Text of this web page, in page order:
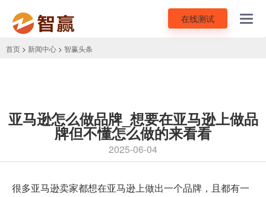
在线测试
首页 > 新闻中心 > 智赢头条
亚马逊怎么做品牌_想要在亚马逊上做品
牌但不懂怎么做的来看看
2025-06-04
很多亚马逊卖家都想在亚马逊上做出一个品牌，且都有一